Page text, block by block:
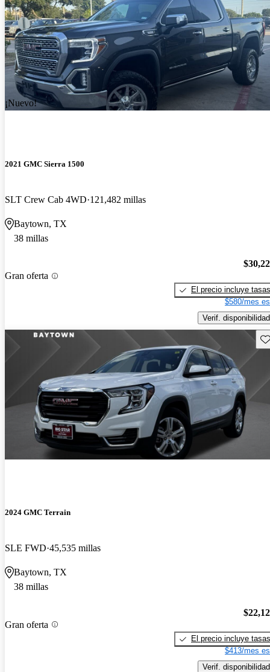
¡Nuevo!
2021 GMC Sierra 1500
SLT Crew Cab 4WD 121,482 millas
Baytown, TX
38 millas
Gran oferta
El precio incluye tasas
$580/mes
Verif. disponibilidad
2024 GMC Terrain
SLE FWD 45,535 millas
Baytown, TX
38 millas
Gran oferta
El precio incluye tasas
$413/mes
Verif. disponibilidad